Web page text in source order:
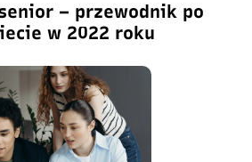
– przewodnik po
w 2022 roku